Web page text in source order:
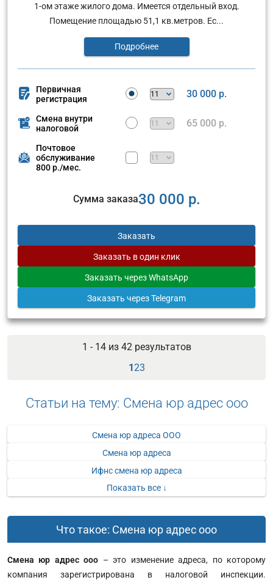
1-ом этаже жилого дома. Имеется отдельный вход.
Помещение площадью 51,1 кв.метров. Ес...
Подробнее
Первичная
регистрация
30 000 р.
Смена внутри
налоговой
65 000 р.
Почтовое
обслуживание
800 р./мес.
Сумма заказа30 000 р.
Заказать
Заказать в один клик
Заказать через WhatsApp
Заказать через Telegram
1 - 14 из 42результатов
123
Статьи на тему: Смена юр адрес ооо
Смена юр адреса ООО
Смена юр адреса
Ифнс смена юр адреса
Показать все ↓
Что такое: Смена юр адрес ооо
Смена юр адрес ооо – это изменение адреса, по которому
компания зарегистрирована в налоговой инспекции.